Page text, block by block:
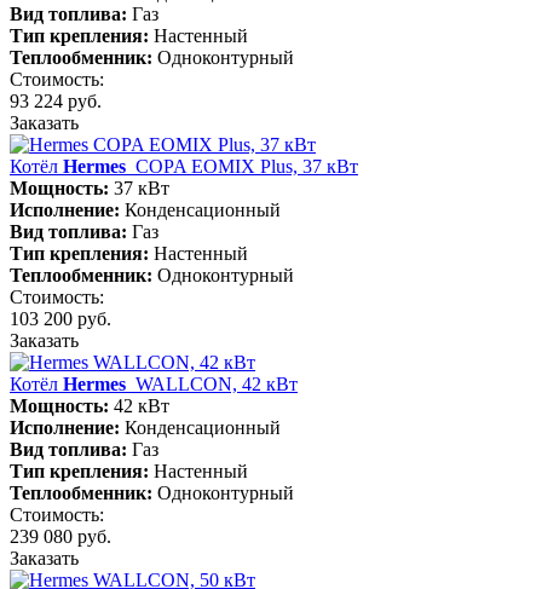
Вид топлива: Газ
Тип крепления: Настенный
Теплообменник: Одноконтурный
Стоимость:
93 224 руб.
Заказать
Котёл Hermes COPA EOMIX Plus, 37 кВт
Мощность: 37 кВт
Исполнение: Конденсационный
Вид топлива: Газ
Тип крепления: Настенный
Теплообменник: Одноконтурный
Стоимость:
103 200 руб.
Заказать
Котёл Hermes WALLCON, 42 кВт
Мощность: 42 кВт
Исполнение: Конденсационный
Вид топлива: Газ
Тип крепления: Настенный
Теплообменник: Одноконтурный
Стоимость:
239 080 руб.
Заказать